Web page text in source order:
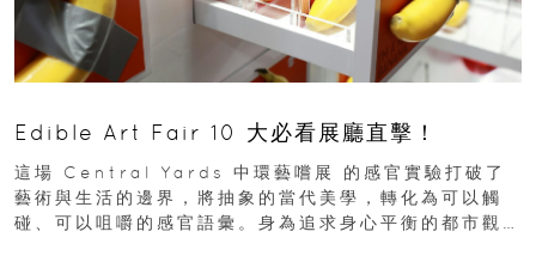
Edible Art Fair 10 大必看展廳直擊！
這場 Central Yards 中環藝嚐展 的感官實驗打破了
藝術與生活的邊界，將抽象的當代美學，轉化為可以觸
碰、可以咀嚼的感官語彙。身為追求身心平衡的都市觀